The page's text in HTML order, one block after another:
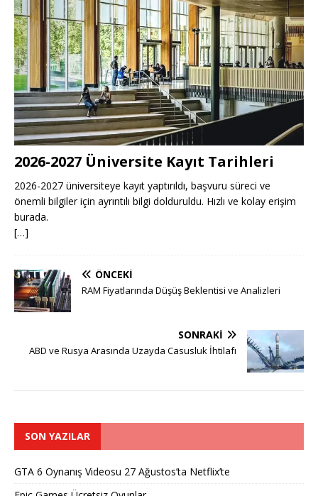
2026-2027 Üniversite Kayıt Tarihleri ​​
2026-2027 üniversiteye kayıt yaptırıldı, başvuru süreci ve
önemli bilgiler için ayrıntılı bilgi dolduruldu. Hızlı ve kolay erişim
burada.
[…]
ÖNCEKI
RAM Fiyatlarında Düşüş Beklentisi ve Analizleri
SONRAKI
ABD ve Rusya Arasında Uzayda Casusluk İhtilafı
SON YAZILAR
GTA 6 Oynanış Videosu 27 Ağustos’ta Netflix’te